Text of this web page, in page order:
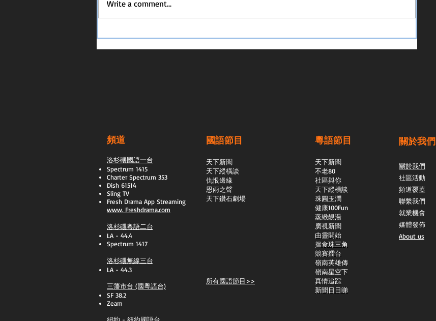
Write a comment...
頻道
洛杉磯國語一台
Spectrum 1415
Charter Spectrum 353
Dish 61514
Sling TV
​Fresh Drama App Streaming
www. Freshdrama.com
洛杉磯粵語二台
LA - 44.4
Spectrum 1417
洛杉磯無線三台
LA - 44.3
三藩市台 (國粵語台)
SF 38.2
Zeam
國語節目
天下新聞
天下縱橫談
​仇恨邊緣
恩雨之聲
天下鑽石劇場
所有國語節目>>
粵語節目
天下新聞
不老80
社區與你
天下縱橫談
​珠圓玉潤
​健康100Fun
蒸緻靚湯
​廣視新聞
由靈開始
搵食珠三角
競賽擂台
嶺南英雄傳
嶺南星空下
真情追踪
新聞日日睇
關於我們
關於我們
社區活動
頻道覆蓋
聯繫我們
就業機會
媒體發佈
About us